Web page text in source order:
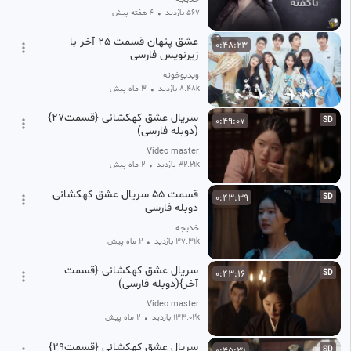
567 بازدید • ۴ هفته پیش
0:48:23
عشق پنهان قسمت 25 آخر با
زیرنویس فارسی
ویدیوخونه
8.48k بازدید • 3 ماه پیش
SD
0:49:07
سریال عشق کهکشانی {قسمت27}
(دوبله فارسی)
Video master
32.21k بازدید • 2 ماه پیش
SD
0:43:39
قسمت ۵۵ سریال عشق کهکشانی
دوبله فارسی
خدیجه
37.31k بازدید • 2 ماه پیش
SD
0:43:16
سریال عشق کهکشانی {قسمت
آخر}(دوبله فارسی)
Video master
133.02k بازدید • 2 ماه پیش
سریال عشق کهکشانی {قسمت29}